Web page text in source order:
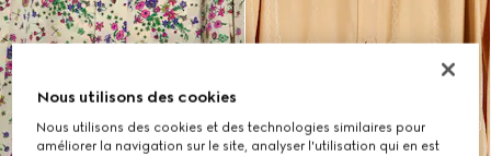
Nous utilisons des cookies
Nous utilisons des cookies et des technologies similaires pour
améliorer la navigation sur le site, analyser l'utilisation qui en est